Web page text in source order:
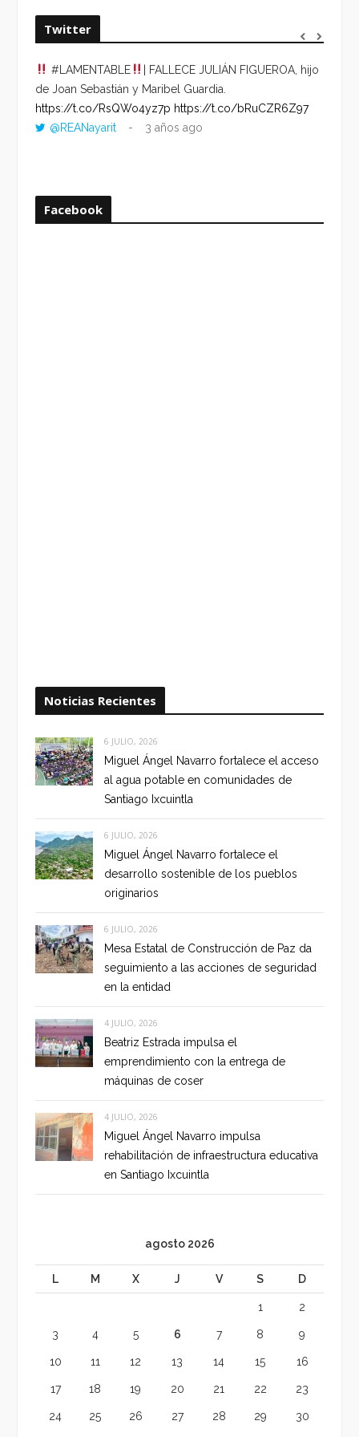
Twitter
#LAMENTABLE
| FALLECE JULIÁN FIGUEROA, hijo
de Joan Sebastián y Maribel Guardia.
https://t.co/RsQWo4yz7p https://t.co/bRuCZR6Z97
@REANayarit
3 años ago
Facebook
Noticias Recientes
6 JULIO, 2026
Miguel Ángel Navarro fortalece el acceso
al agua potable en comunidades de
Santiago Ixcuintla
6 JULIO, 2026
Miguel Ángel Navarro fortalece el
desarrollo sostenible de los pueblos
originarios
6 JULIO, 2026
Mesa Estatal de Construcción de Paz da
seguimiento a las acciones de seguridad
en la entidad
4 JULIO, 2026
Beatriz Estrada impulsa el
emprendimiento con la entrega de
máquinas de coser
4 JULIO, 2026
Miguel Ángel Navarro impulsa
rehabilitación de infraestructura educativa
en Santiago Ixcuintla
agosto 2026
L M X J V S D
1 2
3 4 5 6 7 8 9
10 11 12 13 14 15 16
17 18 19 20 21 22 23
24 25 26 27 28 29 30